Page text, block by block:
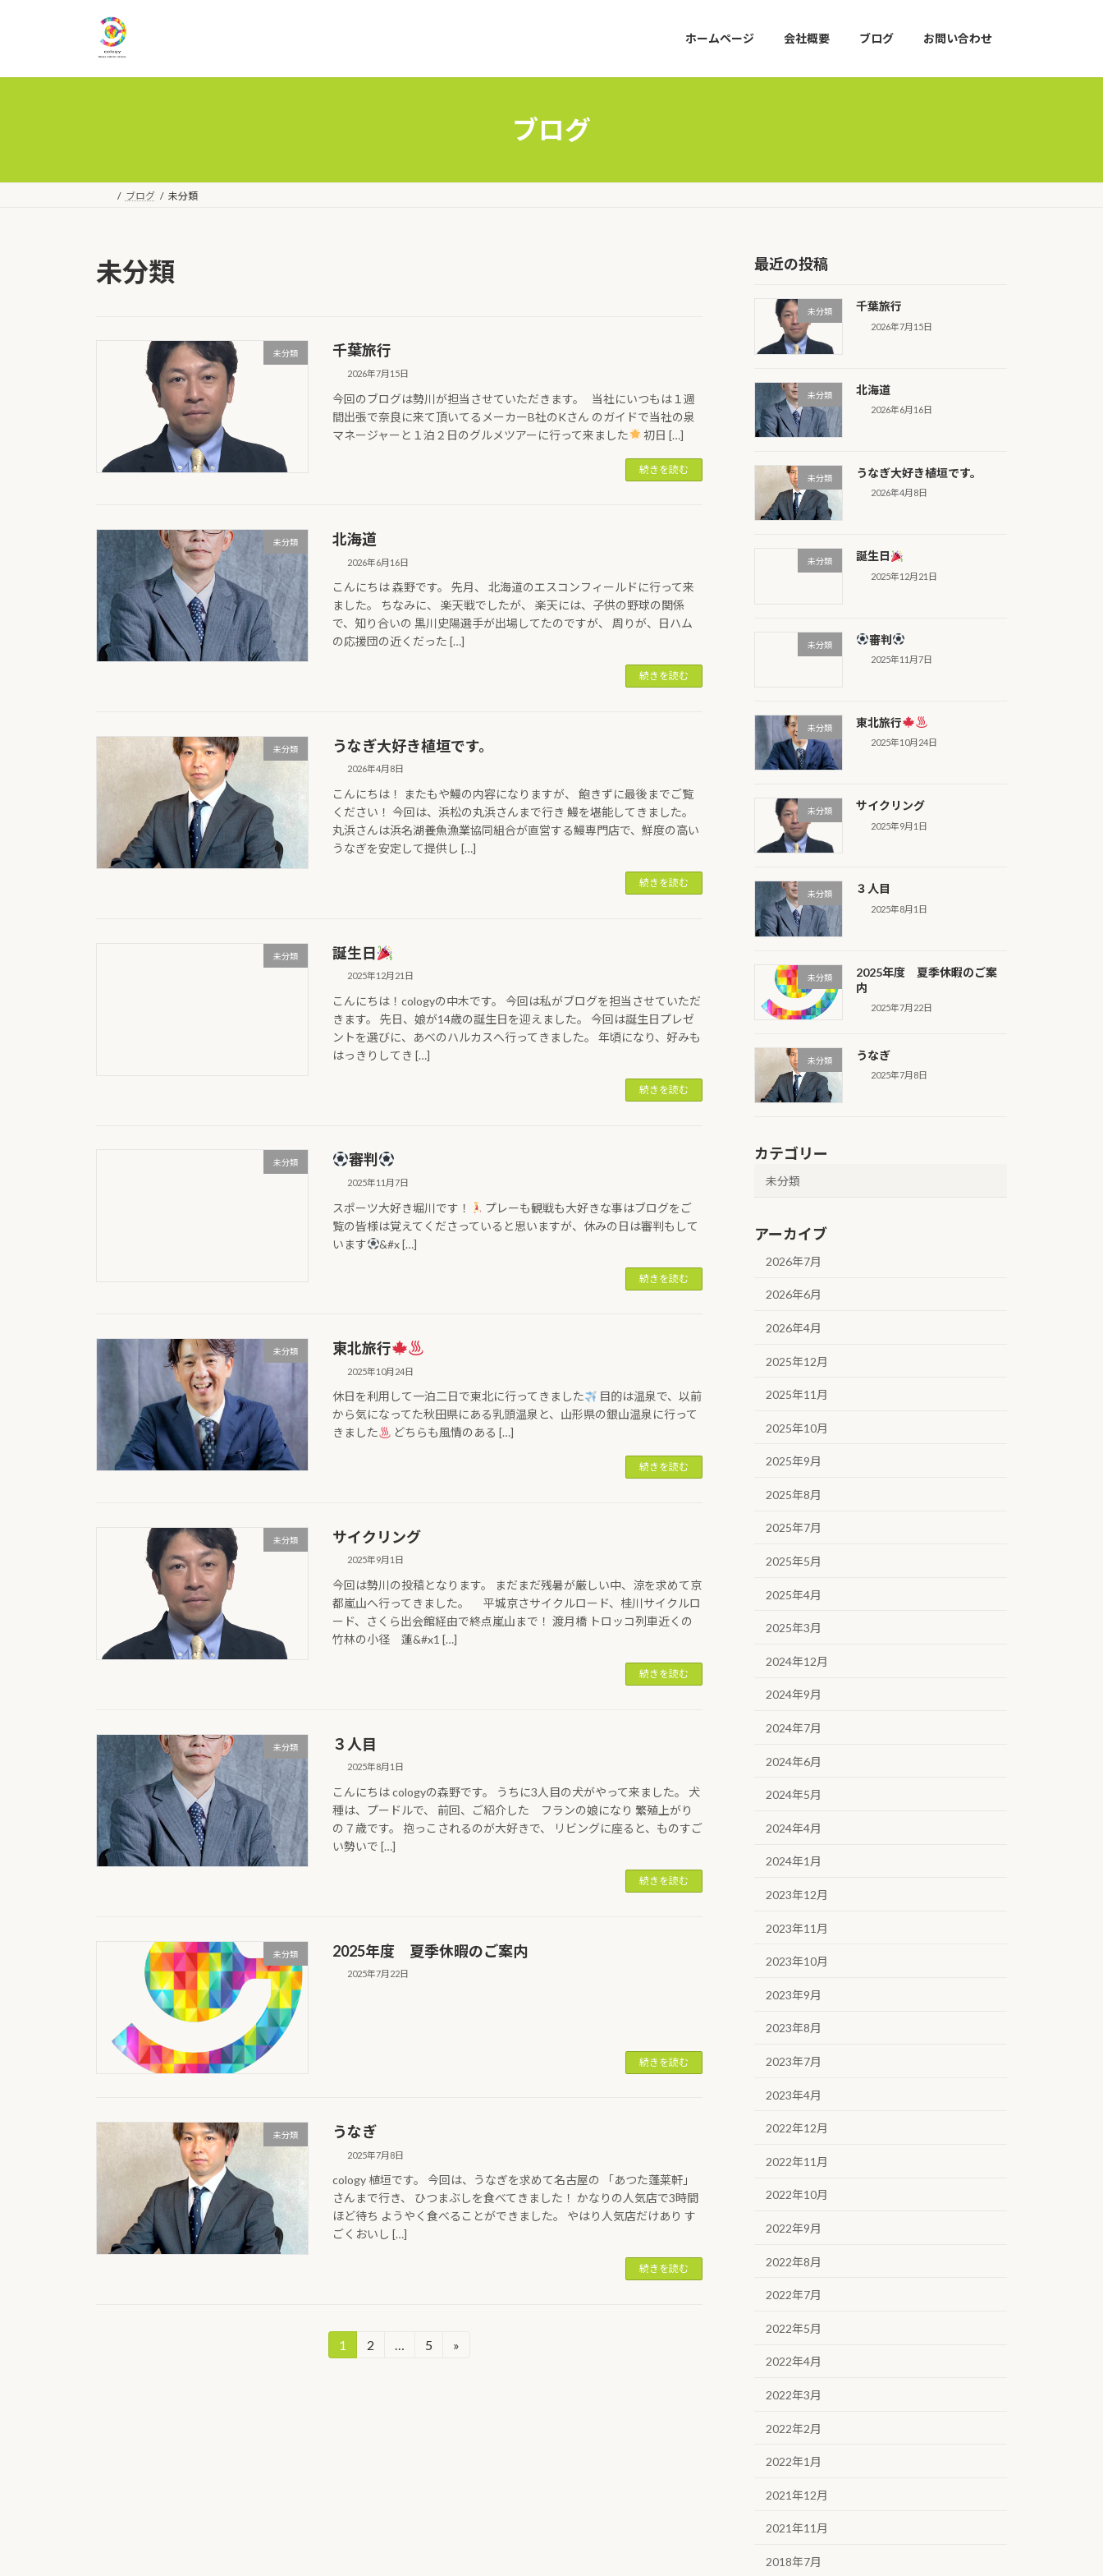
プ
動
ホームページ 会社概要 ブログ お問い合わせ
ブログ
ブログ 未分類
未分類
未分類 千葉旅行
2026年7月15日
今回のブログは勢川が担当させていただきます。 当社にいつもは１週
間出張で奈良に来て頂いてるメーカーB社のKさん のガイドで当社の泉
マネージャーと１泊２日のグルメツアーに行って来ました
初日 […]
続きを読む
未分類 北海道
2026年6月16日
こんにちは 森野です。 先月、 北海道のエスコンフィールドに行って来
ました。 ちなみに、 楽天戦でしたが、 楽天には、子供の野球の関係
で、知り合いの 黒川史陽選手が出場してたのですが、 周りが、日ハム
の応援団の近くだった […]
続きを読む
未分類 うなぎ大好き植垣です。
2026年4月8日
こんにちは！ またもや鰻の内容になりますが、 飽きずに最後までご覧
ください！ 今回は、浜松の丸浜さんまで行き 鰻を堪能してきました。
丸浜さんは浜名湖養魚漁業協同組合が直営する鰻専門店で、鮮度の高い
うなぎを安定して提供し […]
続きを読む
未分類 誕生日
2025年12月21日
こんにちは！cologyの中木です。 今回は私がブログを担当させていただ
きます。 先日、娘が14歳の誕生日を迎えました。 今回は誕生日プレゼ
ントを選びに、あべのハルカスへ行ってきました。 年頃になり、好みも
はっきりしてき […]
続きを読む
未分類 審判
2025年11月7日
スポーツ大好き堀川です！
プレーも観戦も大好きな事はブログをご
覧の皆様は覚えてくださっていると思いますが、休みの日は審判もして
います
&#x […]
続きを読む
未分類 東北旅行
2025年10月24日
休日を利用して一泊二日で東北に行ってきました
目的は温泉で、以前
から気になってた秋田県にある乳頭温泉と、山形県の銀山温泉に行って
きました
どちらも風情のある […]
続きを読む
未分類 サイクリング
2025年9月1日
今回は勢川の投稿となります。 まだまだ残暑が厳しい中、涼を求めて京
都嵐山へ行ってきました。 平城京さサイクルロード、桂川サイクルロ
ード、さくら出会館経由で終点嵐山まで！ 渡月橋 トロッコ列車近くの
竹林の小径 蓮&#x1 […]
続きを読む
未分類 ３人目
2025年8月1日
こんにちは cologyの森野です。 うちに3人目の犬がやって来ました。 犬
種は、プードルで、 前回、ご紹介した フランの娘になり 繁殖上がり
の７歳です。 抱っこされるのが大好きで、 リビングに座ると、ものすご
い勢いで […]
続きを読む
未分類 2025年度 夏季休暇のご案内
2025年7月22日
続きを読む
未分類 うなぎ
2025年7月8日
cology 植垣です。 今回は、うなぎを求めて名古屋の 「あつた蓬莱軒」
さんまで行き、 ひつまぶしを食べてきました！ かなりの人気店で3時間
ほど待ち ようやく食べることができました。 やはり人気店だけあり す
ごくおいし […]
続きを読む
固
1
固
2 …
固
5 »
最近の投稿
未分類 千葉旅行
2026年7月15日
未分類 北海道
2026年6月16日
未分類 うなぎ大好き植垣です。
2026年4月8日
未分類 誕生日
2025年12月21日
未分類 審判
2025年11月7日
未分類 東北旅行
2025年10月24日
未分類 サイクリング
2025年9月1日
未分類 ３人目
2025年8月1日
未分類
2025年度 夏季休暇のご案
内
2025年7月22日
未分類 うなぎ
2025年7月8日
カテゴリー
未分類
アーカイブ
2026年7月
2026年6月
2026年4月
2025年12月
2025年11月
2025年10月
2025年9月
2025年8月
2025年7月
2025年5月
2025年4月
2025年3月
2024年12月
2024年9月
2024年7月
2024年6月
2024年5月
2024年4月
2024年1月
2023年12月
2023年11月
2023年10月
2023年9月
2023年8月
2023年7月
2023年4月
2022年12月
2022年11月
2022年10月
2022年9月
2022年8月
2022年7月
2022年5月
2022年4月
2022年3月
2022年2月
2022年1月
2021年12月
2021年11月
2018年7月